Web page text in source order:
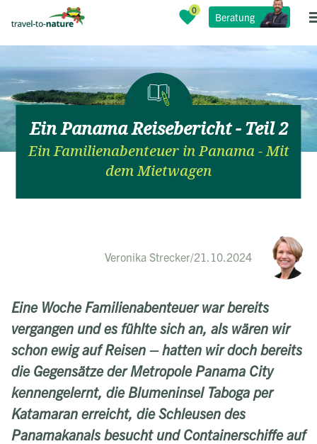
Beratung
Ein Panama Reisebericht - Teil 2
Ein Familienabenteuer in Panama - Mit
dem Mietwagen
Veronika Strecker/21.10.2024
Eine Woche Familienabenteuer war bereits
vergangen und es fühlte sich an, als wären wir
schon ewig auf Reisen – hatten wir doch bereits
die Gegensätze der Metropole Panama City
kennengelernt, die Blumeninsel Taboga per
Katamaran erreicht, die Schleusen des
Panamakanals besucht und Containerschiffe auf